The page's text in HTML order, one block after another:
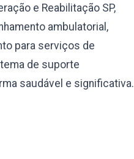
e Reabilitação SP,
ambulatorial,
para serviços de
de suporte
saudável e significativa.